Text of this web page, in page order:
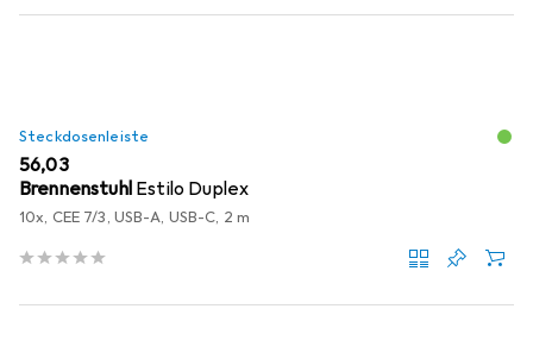
Steckdosenleiste
EUR
56,03
Brennenstuhl Estilo Duplex
10x, CEE 7/3, USB-A, USB-C, 2 m